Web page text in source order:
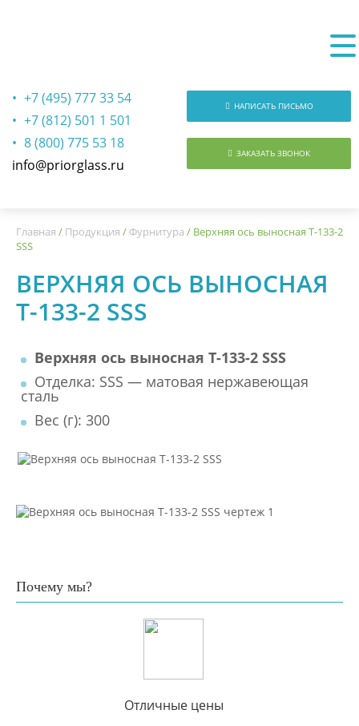
+7 (495) 777 33 54
+7 (812) 501 1 501
8 (800) 775 53 18
info@priorglass.ru
НАПИСАТЬ ПИСЬМО
ЗАКАЗАТЬ ЗВОНОК
Главная / Продукция / Фурнитура / Верхняя ось выносная T-133-2
SSS
ВЕРХНЯЯ ОСЬ ВЫНОСНАЯ
T-133-2 SSS
Верхняя ось выносная T-133-2 SSS
Отделка: SSS — матовая нержавеющая
сталь
Вес (г): 300
Почему мы?
Отличные цены